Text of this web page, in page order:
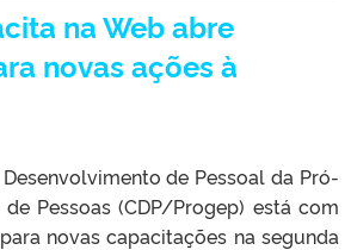
na Web abre
novas ações à
de Pessoal da Pró-
Pessoas (CDP/Progep) está com
novas capacitações na segunda